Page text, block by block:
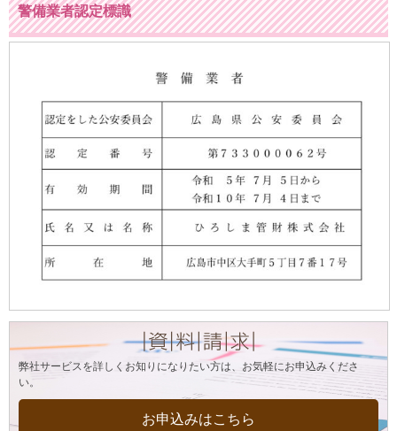
警備業者認定標識
弊社サービスを詳しくお知りになりたい方は、お気軽にお申込みくださ
い。
お申込みはこちら